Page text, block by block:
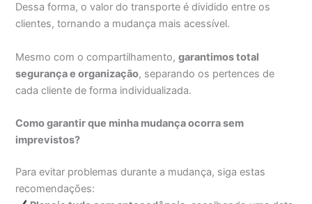
Dessa forma, o valor do transporte é dividido entre os
clientes, tornando a mudança mais acessível.
Mesmo com o compartilhamento,garantimos total
segurança e organização, separando os pertences de
cada cliente de forma individualizada.
Como garantir que minha mudança ocorra sem
imprevistos?
Para evitar problemas durante a mudança, siga estas
recomendações: